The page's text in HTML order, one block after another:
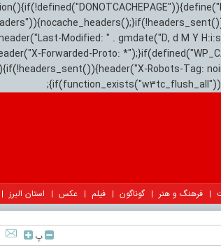
Modified: " . gmdate("D, d M Y
Forwarded-Proto:
Robots-Tag:
فرهنگ و هنر گوناگون فیلم عکس استان البرز
پ